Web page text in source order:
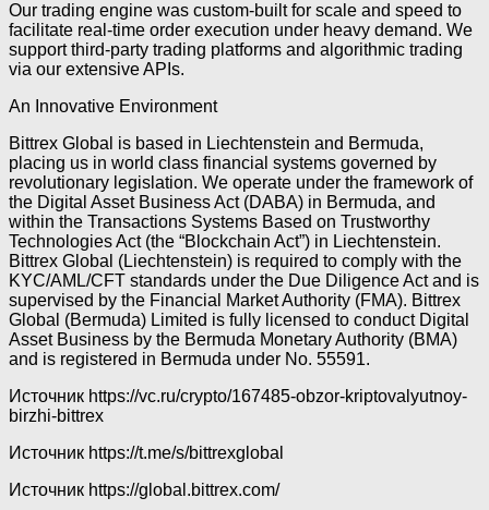
Our trading engine was custom-built for scale and speed to
facilitate real-time order execution under heavy demand. We
support third-party trading platforms and algorithmic trading
via our extensive APIs.
An Innovative Environment
Bittrex Global is based in Liechtenstein and Bermuda,
placing us in world class financial systems governed by
revolutionary legislation. We operate under the framework of
the Digital Asset Business Act (DABA) in Bermuda, and
within the Transactions Systems Based on Trustworthy
Technologies Act (the “Blockchain Act”) in Liechtenstein.
Bittrex Global (Liechtenstein) is required to comply with the
KYC/AML/CFT standards under the Due Diligence Act and is
supervised by the Financial Market Authority (FMA). Bittrex
Global (Bermuda) Limited is fully licensed to conduct Digital
Asset Business by the Bermuda Monetary Authority (BMA)
and is registered in Bermuda under No. 55591.
Источник https://vc.ru/crypto/167485-obzor-kriptovalyutnoy-
birzhi-bittrex
Источник https://t.me/s/bittrexglobal
Источник https://global.bittrex.com/